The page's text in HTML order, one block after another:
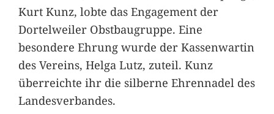
Kurt Kunz, lobte das Engagement der
Dortelweiler Obstbaugruppe. Eine
besondere Ehrung wurde der Kassenwartin
des Vereins, Helga Lutz, zuteil. Kunz
überreichte ihr die silberne Ehrennadel des
Landesverbandes.